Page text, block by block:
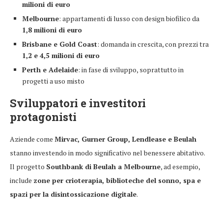
milioni di euro
Melbourne: appartamenti di lusso con design biofilico da
1,8 milioni di euro
Brisbane e Gold Coast: domanda in crescita, con prezzi tra
1,2 e 4,5 milioni di euro
Perth e Adelaide: in fase di sviluppo, soprattutto in
progetti a uso misto
Sviluppatori e investitori
protagonisti
Aziende come Mirvac, Gurner Group, Lendlease e Beulah
stanno investendo in modo significativo nel benessere abitativo.
Il progetto Southbank di Beulah a Melbourne, ad esempio,
include zone per crioterapia, biblioteche del sonno, spa e
spazi per la disintossicazione digitale.